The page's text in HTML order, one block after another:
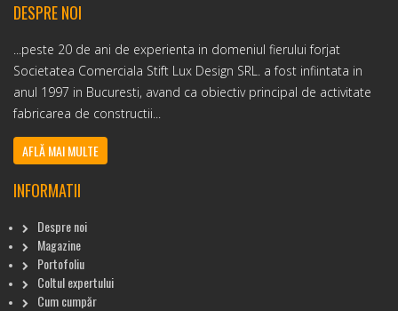
DESPRE NOI
...peste 20 de ani de experienta in domeniul fierului forjat
Societatea Comerciala Stift Lux Design SRL. a fost infiintata in
anul 1997 in Bucuresti, avand ca obiectiv principal de activitate
fabricarea de constructii...
AFLĂ MAI MULTE
INFORMATII
Despre noi
Magazine
Portofoliu
Coltul expertului
Cum cumpăr